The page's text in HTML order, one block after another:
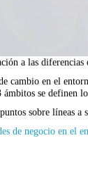
a las
cambio en el
se definen
sobre líneas
de negocio en el